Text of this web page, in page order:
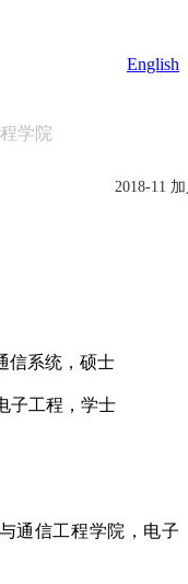
English
学院
2018-11
信系统，硕士
子工程，学士
通信工程学院， 电子